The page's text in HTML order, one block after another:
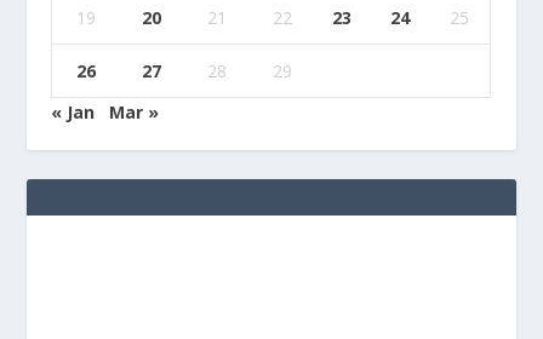
19 20 21 22 23 24 25
26 27 28
29
« Jan
Mar »